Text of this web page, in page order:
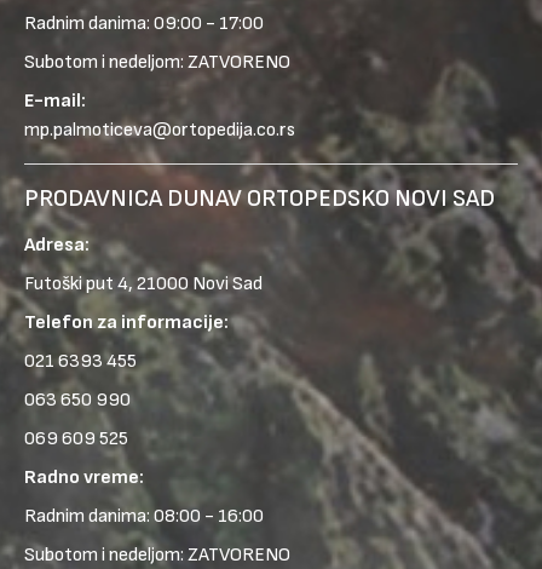
Radnim danima: 09:00 - 17:00
Subotom i nedeljom: ZATVORENO
E-mail:
mp.palmoticeva@ortopedija.co.rs
PRODAVNICA DUNAV ORTOPEDSKO NOVI SAD
Adresa:
Futoški put 4, 21000 Novi Sad
Telefon za informacije:
021 6393 455
063 650 990
069 609 525
Radno vreme:
Radnim danima: 08:00 - 16:00
Subotom i nedeljom: ZATVORENO